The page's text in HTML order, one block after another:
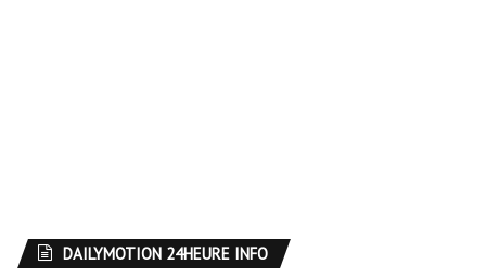
DAILYMOTION 24HEURE INFO